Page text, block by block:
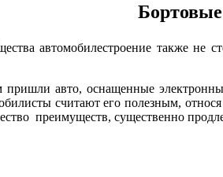
Бортовые
автомобилестроение также не
авто, оснащенные
считают его полезным,
преимуществ, существенно